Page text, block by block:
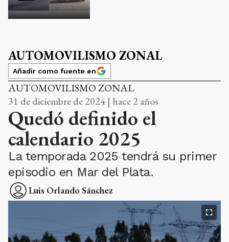
AUTOMOVILISMO ZONAL
Añadir como fuente en
AUTOMOVILISMO ZONAL
31 de diciembre de 2024 | hace 2 años
Quedó definido el
calendario 2025
La temporada 2025 tendrá su primer
episodio en Mar del Plata.
Luis Orlando Sánchez